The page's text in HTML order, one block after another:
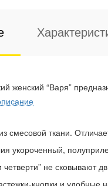
женский “Варя”
смесовой ткани.
укороченный,
четверти” не сковывают